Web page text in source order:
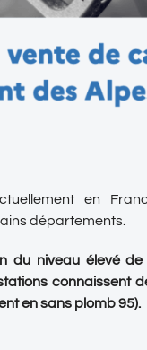
en
départements.
du niveau élevé
connaissent
en sans plomb 95).